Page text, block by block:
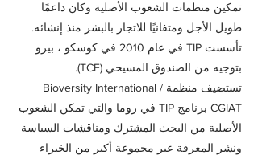
تمكين منظمات الشعوب الأصلية وكان داعمًا
طويل الأجل ومتفانيًا للاتجار بالبشر منذ إنشائه.
تأسست TIP في عام 2010 في كوسكو ، بيرو
بتوجيه من الصندوق المسيحي (TCF).
تستضيف منظمة Bioversity International /
CGIAT برنامج TIP في روما والتي تمكن الشعوب
الأصلية من البحث المشترك ومناقشات السياسة
ونشر المعرفة عبر مجموعة أكبر من الخبراء